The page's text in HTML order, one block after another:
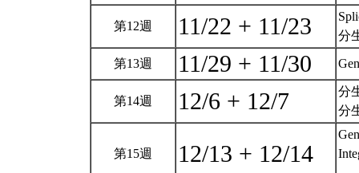
第12週 11/22 + 11/23
分
第13週 11/29 + 11/30
第14週 12/6 + 12/7
分
分
第15週 12/13 + 12/14